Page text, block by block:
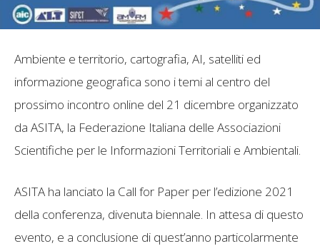
Ambiente e territorio, cartografia, AI, satelliti ed
informazione geografica sono i temi al centro del
prossimo incontro online del 21 dicembre organizzato
da ASITA, la Federazione Italiana delle Associazioni
Scientifiche per le Informazioni Territoriali e Ambientali.
ASITA ha lanciato la Call for Paper per l’edizione 2021
della conferenza, divenuta biennale. In attesa di questo
evento, e a conclusione di quest’anno particolarmente